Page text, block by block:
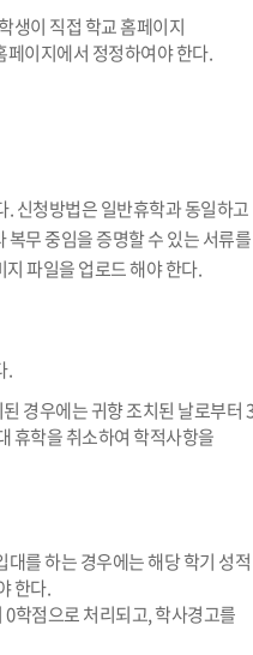
생이 직접 학교 홈페이지
이지에서 정정하여야 한다.
. 신청방법은 일반휴학과 동일하고
무 중임을 증명할 수 있는 서류를
파일을 업로드 해야 한다.
.
경우에는 귀향 조치된 날로부터
휴학을 취소하여 학적사항을
를 하는 경우에는 해당 학기 성적
한다.
학점으로 처리되고, 학사경고를